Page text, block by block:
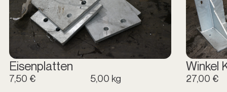
Eisenplatten
7,50 € 5,00 kg
Winkel
27,00 €